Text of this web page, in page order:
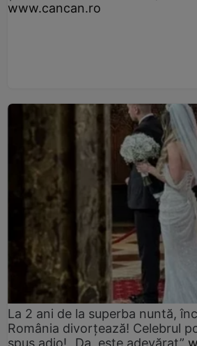
www.cancan.ro
La 2 ani de la superba nuntă,
România divorțează! Celebrul
spus adio! „Da, este adevărat”